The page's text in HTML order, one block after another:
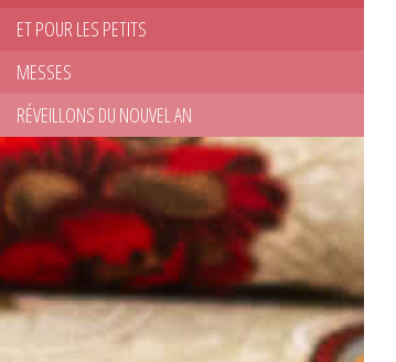
ET POUR LES PETITS
MESSES
RÉVEILLONS DU NOUVEL AN